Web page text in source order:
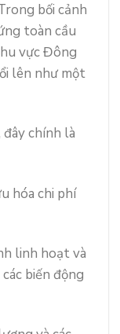
bối cảnh
toàn cầu
vực Đông
lên như một
đây chính là
hóa chi phí
linh hoạt và
biến động